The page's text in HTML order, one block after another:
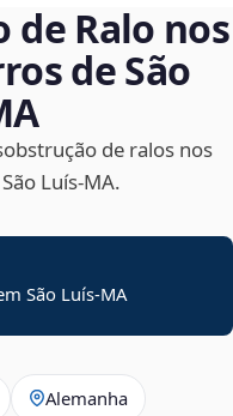
Ralo nos
de São
de ralos nos
Luís‑MA.
São Luís-MA
Alemanha